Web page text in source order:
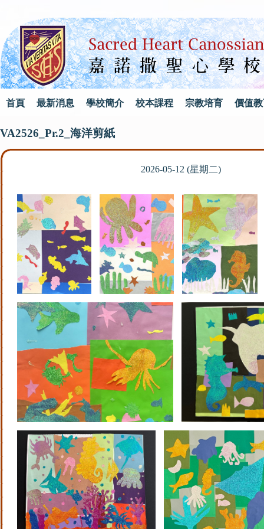
首頁 最新消息 學校簡介 校本課程 宗教培育 價值
VA2526_Pr.2_海洋剪紙
2026-05-12 (星期二)